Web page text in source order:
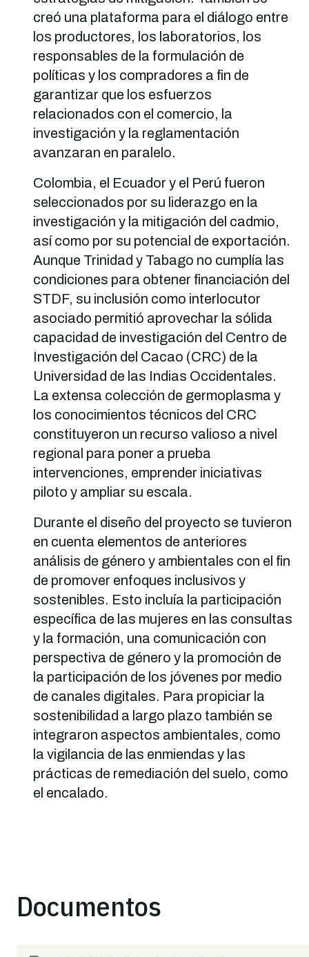
creó una plataforma para el diálogo entre
los productores, los laboratorios, los
responsables de la formulación de
políticas y los compradores a fin de
garantizar que los esfuerzos
relacionados con el comercio, la
investigación y la reglamentación
avanzaran en paralelo.
Colombia, el Ecuador y el Perú fueron
seleccionados por su liderazgo en la
investigación y la mitigación del cadmio,
así como por su potencial de exportación.
Aunque Trinidad y Tabago no cumplía las
condiciones para obtener financiación del
STDF, su inclusión como interlocutor
asociado permitió aprovechar la sólida
capacidad de investigación del Centro de
Investigación del Cacao (CRC) de la
Universidad de las Indias Occidentales.
La extensa colección de germoplasma y
los conocimientos técnicos del CRC
constituyeron un recurso valioso a nivel
regional para poner a prueba
intervenciones, emprender iniciativas
piloto y ampliar su escala.
Durante el diseño del proyecto se tuvieron
en cuenta elementos de anteriores
análisis de género y ambientales con el fin
de promover enfoques inclusivos y
sostenibles. Esto incluía la participación
específica de las mujeres en las consultas
y la formación, una comunicación con
perspectiva de género y la promoción de
la participación de los jóvenes por medio
de canales digitales. Para propiciar la
sostenibilidad a largo plazo también se
integraron aspectos ambientales, como
la vigilancia de las enmiendas y las
prácticas de remediación del suelo, como
el encalado.
Documentos